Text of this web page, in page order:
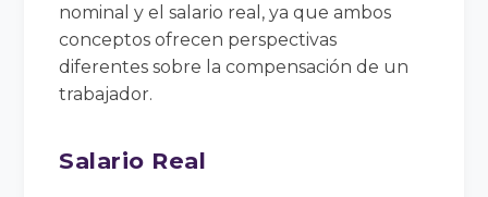
nominal y el salario real, ya que ambos
conceptos ofrecen perspectivas
diferentes sobre la compensación de un
trabajador.
Salario Real